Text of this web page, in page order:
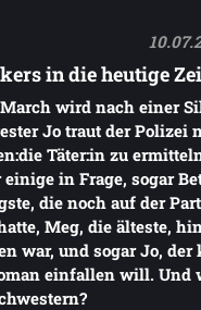
in die heutige
wird nach einer
Jo traut der Polizei
Täter:in zu
in Frage, sogar
die noch auf der
Meg, die älteste,
war, und sogar Jo, der
einfallen will. Und